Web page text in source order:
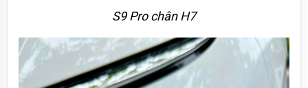
S9 Pro chân H7